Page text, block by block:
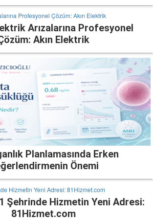
Arızalarına Profesyonel
Akın Elektrik
Planlamasında Erken
Önemi
Şehrinde Hizmetin Yeni Adresi:
81Hizmet.com